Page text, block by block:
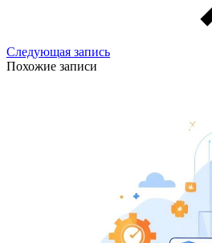
Следующая запись
Похожие записи